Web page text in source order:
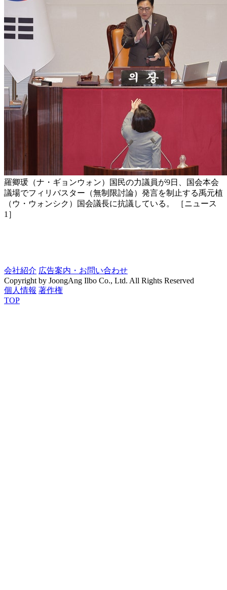
羅卿瑗（ナ・ギョンウォン）国民の力議員が9日、国会本会
議場でフィリバスター（無制限討論）発言を制止する禹元植
（ウ・ウォンシク）国会議長に抗議している。 ［ニュース
1］
会社紹介 広告案内・お問い合わせ
Copyright by JoongAng Ilbo Co., Ltd. All Rights Reserved
個人情報 著作権
TOP